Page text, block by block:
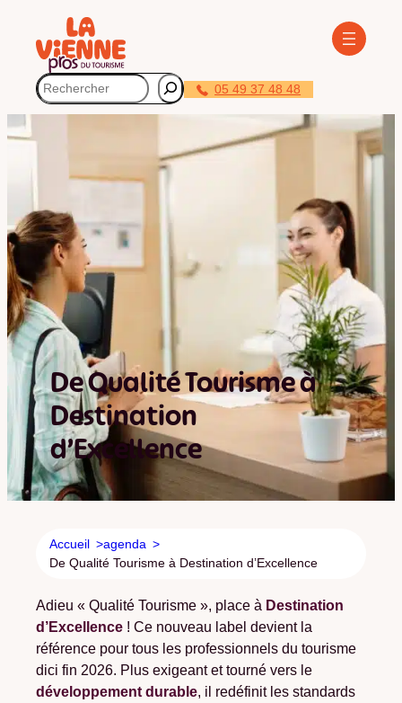
Rechercher 05 49 37 48 48
De Qualité Tourisme à
Destination
d’Excellence
Accueil
agenda
De Qualité Tourisme à Destination d’Excellence
Adieu « Qualité Tourisme », place à Destination
d’Excellence! Ce nouveau label devient la
référence pour tous les professionnels du tourisme
dici fin 2026. Plus exigeant et tourné vers le
développement durable, il redéfinit les standards